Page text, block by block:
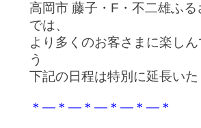
高岡市 藤子・F・不二雄ふ
では、
より多くのお客さまに楽し
う
下記の日程は特別に延長いた
＊―＊―＊―＊―＊―＊